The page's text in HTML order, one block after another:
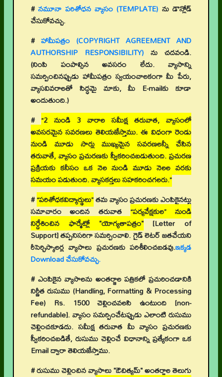
#నమూనా పరిశోధన వ్యాసం (TEMPLATE) ను డౌన్లోడ్
చేసుకోవచ్చు.
# హామీపత్రం (COPYRIGHT AGREEMENT AND
AUTHORSHIP RESPONSIBILITY) ను చదవండి.
(నింపి పంపాల్సిన అవసరం లేదు. వ్యాసాన్ని
సమర్పించినప్పుడు హామీపత్రం స్వయంచాలకంగా మీ పేరు,
వ్యాసవివరాలతో సిద్ధమై మాకు, మీ E-mailకు కూడా
అందుతుంది.)
# “2 నుండి 3 వారాల సమీక్ష తరువాత, వ్యాసంలో
అవసరమైన సవరణలు తెలియజేస్తాము. ఈ విధంగా రెండు
నుండి మూడు సార్లు ముఖ్యమైన సవరణలన్నీ చేసిన
తరువాతే, వ్యాసం ప్రచురణకు స్వీకరించబడుతుంది. ప్రచురణ
ప్రక్రియకు కనీసం ఒక నెల నుండి మూడు నెలల వరకు
సమయం పడుతుంది. వ్యాసకర్తలు సహకరించగలరు.”
#“పరిశోధకవిద్యార్థులు”తమ వ్యాసం ప్రచురణకు ఎంపికైనట్టు
సమాచారం అందిన తరువాత “పర్యవేక్షకుల” నుండి
నిర్దేశించిన ఫార్మేట్లో "యోగ్యతాపత్రం"[Letter of
Support]తప్పనిసరిగా సమర్పించాలి. గైడ్ లెటర్ జతచేయని
రీసెర్చిస్కాలర్ల వ్యాసాలు ప్రచురణకు పరిశీలించబడవు.ఇక్కడ
Download చేసుకోవచ్చు.
# ఎంపికైన వ్యాసాలను అంతర్జాల పత్రికలో ప్రచురించడానికి
నిర్ణీత రుసుము (Handling, Formatting & Processing
Fee) Rs. 1500 చెల్లించవలసి ఉంటుంది [non-
refundable]. వ్యాసం సమర్పించేటప్పుడు ఎలాంటి రుసుము
చెల్లించకూడదు. సమీక్ష తరువాత మీ వ్యాసం ప్రచురణకు
స్వీకరించబడితే, రుసుము చెల్లించే విధానాన్ని ప్రత్యేకంగా ఒక
Email ద్వారా తెలియజేస్తాము.
# రుసుము చెల్లించిన వ్యాసాలు "ఔచిత్యమ్" అంతర్జాల తెలుగు